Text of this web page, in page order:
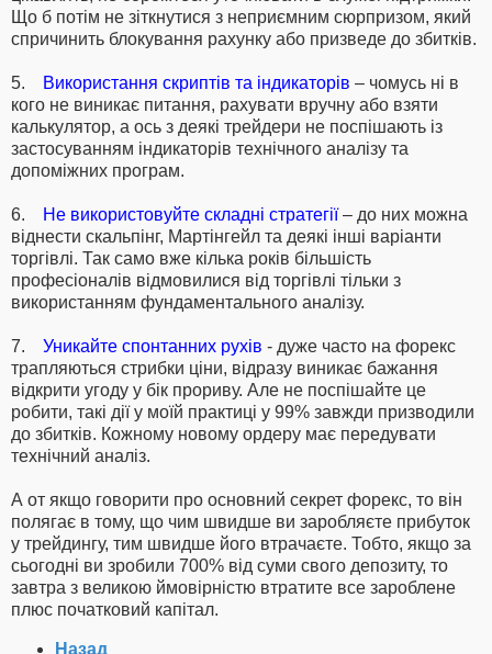
Що б потім не зіткнутися з неприємним сюрпризом, який
спричинить блокування рахунку або призведе до збитків.
5. Використання скриптів та індикаторів – чомусь ні в
кого не виникає питання, рахувати вручну або взяти
калькулятор, а ось з деякі трейдери не поспішають із
застосуванням індикаторів технічного аналізу та
допоміжних програм.
6. Не використовуйте складні стратегії– до них можна
віднести скальпінг, Мартінгейл та деякі інші варіанти
торгівлі. Так само вже кілька років більшість
професіоналів відмовилися від торгівлі тільки з
використанням фундаментального аналізу.
7. Уникайте спонтанних рухів - дуже часто на форекс
трапляються стрибки ціни, відразу виникає бажання
відкрити угоду у бік прориву. Але не поспішайте це
робити, такі дії у моїй практиці у 99% завжди призводили
до збитків. Кожному новому ордеру має передувати
технічний аналіз.
А от якщо говорити про основний секрет форекс, то він
полягає в тому, що чим швидше ви заробляєте прибуток
у трейдингу, тим швидше його втрачаєте. Тобто, якщо за
сьогодні ви зробили 700% від суми свого депозиту, то
завтра з великою ймовірністю втратите все зароблене
плюс початковий капітал.
Назад